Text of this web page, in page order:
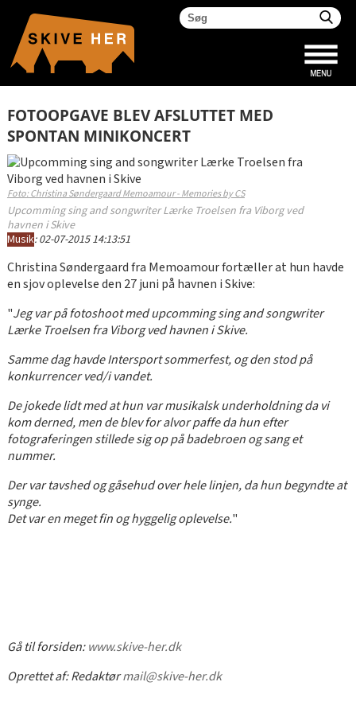
FOTOOPGAVE BLEV AFSLUTTET MED
SPONTAN MINIKONCERT
Foto: Christina Søndergaard Memoamour - Memories by CS
Upcomming sing and songwriter Lærke Troelsen fra Viborg ved
havnen i Skive
Musik:02-07-2015 14:13:51
Christina Søndergaard fra Memoamour fortæller at hun havde
en sjov oplevelse den 27 juni på havnen i Skive:
"Jeg var på fotoshoot med upcomming sing and songwriter
Lærke Troelsen fra Viborg ved havnen i Skive.
Samme dag havde Intersport sommerfest, og den stod på
konkurrencer ved/i vandet.
De jokede lidt med at hun var musikalsk underholdning da vi
kom derned, men de blev for alvor paffe da hun efter
fotograferingen stillede sig op på badebroen og sang et
nummer.
Der var tavshed og gåsehud over hele linjen, da hun begyndte at
synge.
Det var en meget fin og hyggelig oplevelse."
Gå til forsiden:www.skive-her.dk
Oprettet af:Redaktørmail@skive-her.dk